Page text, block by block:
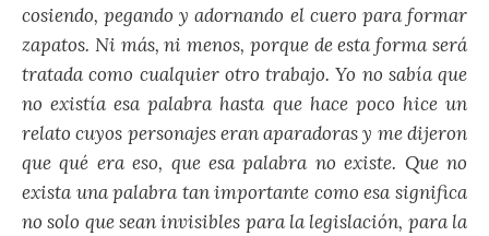
cosiendo, pegando y adornando el cuero para formar
zapatos. Ni más, ni menos, porque de esta forma será
tratada como cualquier otro trabajo. Yo no sabía que
no existía esa palabra hasta que hace poco hice un
relato cuyos personajes eran aparadoras y me dijeron
que qué era eso, que esa palabra no existe. Que no
exista una palabra tan importante como esa significa
no solo que sean invisibles para la legislación, para la